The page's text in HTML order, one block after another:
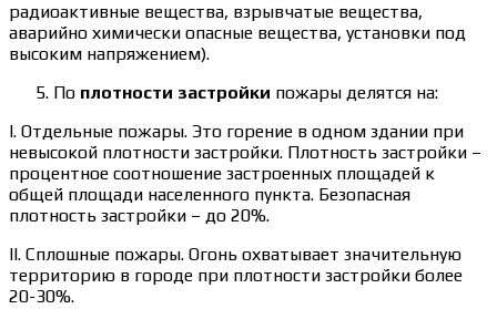
радиоактивные вещества, взрывчатые вещества,
аварийно химически опасные вещества, установки под
высоким напряжением).
По плотности застройки пожары делятся на:
I. Отдельные пожары. Это горение в одном здании при
невысокой плотности застройки. Плотность застройки –
процентное соотношение застроенных площадей к
общей площади населенного пункта. Безопасная
плотность застройки – до 20%.
II. Сплошные пожары. Огонь охватывает значительную
территорию в городе при плотности застройки более
20-30%.